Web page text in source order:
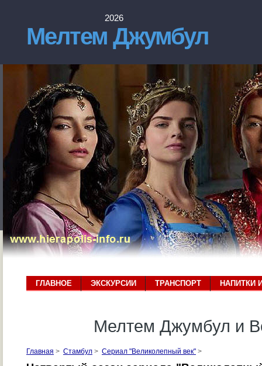
2026
Мелтем Джумбул
ГЛАВНОЕ ЭКСКУРСИИ ТРАНСПОРТ НАПИТКИ
Мелтем Джумбул и
Главная > Стамбул > Сериал "Великолепный век" >